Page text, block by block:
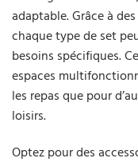
adaptable. Grâce à
chaque type de set
besoins spécifiques.
espaces
les repas que pour
loisirs.
Optez pour des